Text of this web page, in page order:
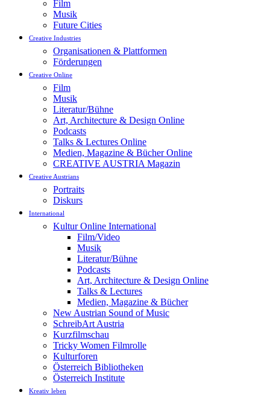
Film
Musik
Future Cities
Creative Industries
Organisationen & Plattformen
Förderungen
Creative Online
Film
Musik
Literatur/Bühne
Art, Architecture & Design Online
Podcasts
Talks & Lectures Online
Medien, Magazine & Bücher Online
CREATIVE AUSTRIA Magazin
Creative Austrians
Portraits
Diskurs
International
Kultur Online International
Film/Video
Musik
Literatur/Bühne
Podcasts
Art, Architecture & Design Online
Talks & Lectures
Medien, Magazine & Bücher
New Austrian Sound of Music
SchreibArt Austria
Kurzfilmschau
Tricky Women Filmrolle
Kulturforen
Österreich Bibliotheken
Österreich Institute
Kreativ leben